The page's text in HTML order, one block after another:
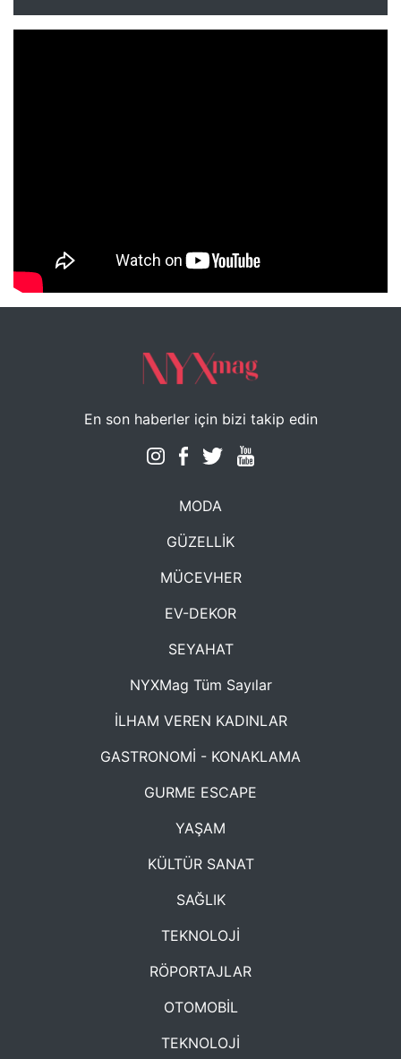
NYXmag 2. Yaş Kutlama Etkinliği
En son haberler için bizi takip edin
MODA
GÜZELLİK
MÜCEVHER
EV-DEKOR
SEYAHAT
NYXMag Tüm Sayılar
İLHAM VEREN KADINLAR
GASTRONOMİ - KONAKLAMA
GURME ESCAPE
YAŞAM
KÜLTÜR SANAT
SAĞLIK
TEKNOLOJİ
RÖPORTAJLAR
OTOMOBİL
TEKNOLOJİ